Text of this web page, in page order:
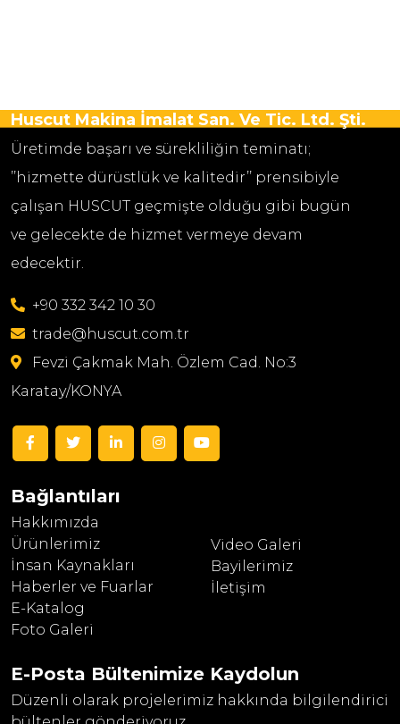
Huscut Makina İmalat San. Ve Tic. Ltd. Şti.
Üretimde başarı ve sürekliliğin teminatı;
’’hizmette dürüstlük ve kalitedir’’ prensibiyle
çalışan HUSCUT geçmişte olduğu gibi bugün
ve gelecekte de hizmet vermeye devam
edecektir.
+90 332 342 10 30
trade@huscut.com.tr
Fevzi Çakmak Mah. Özlem Cad. No:3
Karatay/KONYA
Bağlantıları
Hakkımızda
Ürünlerimiz
İnsan Kaynakları
Haberler ve Fuarlar
E-Katalog
Foto Galeri
Video Galeri
Bayilerimiz
İletişim
E-Posta Bültenimize Kaydolun
Düzenli olarak projelerimiz hakkında bilgilendirici